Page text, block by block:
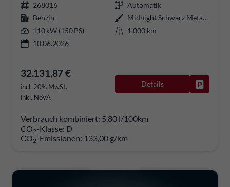
268016
Automatik
Benzin
Midnight Schwarz Metallic
110 kW (150 PS)
1.000 km
10.06.2026
32.131,87 €
incl. 20% MwSt.
inkl. NoVA
Details
Verbrauch kombiniert: 5,80 l/100km
CO2-Klasse: D
CO2-Emissionen: 133,00 g/km